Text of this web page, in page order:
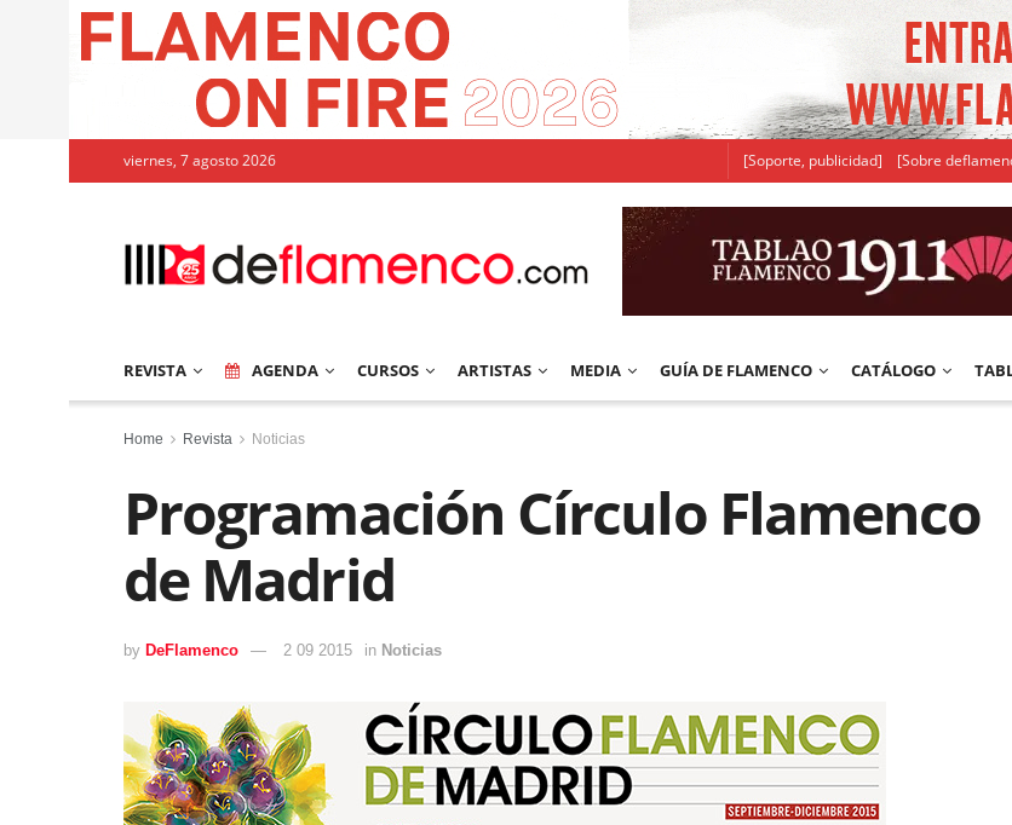
viernes, 7 agosto 2026 [Soporte, publicidad] [Sobre
REVISTA AGENDA CURSOS ARTISTAS MEDIA GUÍA DE FLAMENCO CATÁLOGO
Home Revista Noticias
Programación Círculo Flamenco
de Madrid
by DeFlamenco 2 09 2015 in Noticias